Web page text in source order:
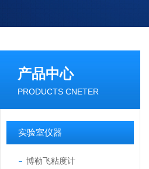
产品中心
PRODUCTS CNETER
实验室仪器
博勒飞粘度计